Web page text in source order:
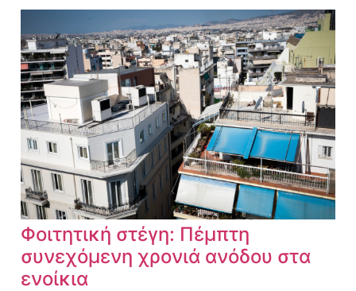
Φοιτητική στέγη: Πέμπτη
συνεχόμενη χρονιά ανόδου στα
ενοίκια